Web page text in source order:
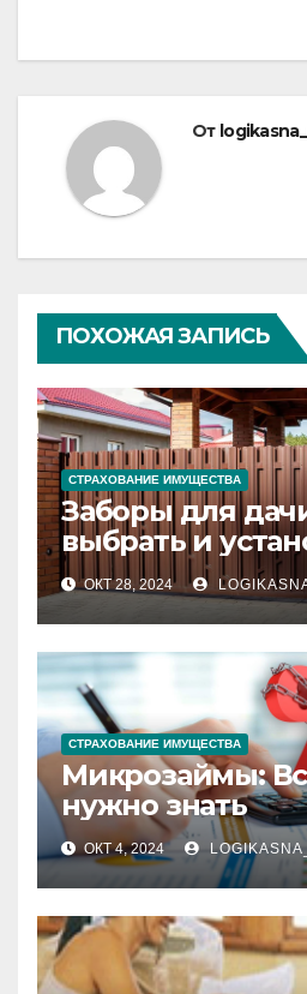
От
ПОХОЖАЯ ЗАПИСЬ
СТРАХОВАНИЕ ИМУЩЕСТВА
Заборы для
выбрать и
идеальное
ОКТ 28, 2024
СТРАХОВАНИЕ ИМУЩЕСТВА
Микрозаймы:
нужно знать
ОКТ 4, 2024